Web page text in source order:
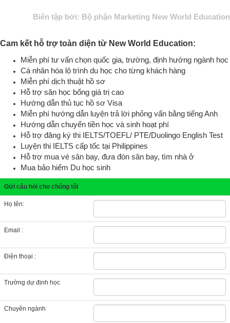
Biên tập bởi: Bộ phận Marketing New World Education
Cam kết hỗ trợ toàn diện từ New World Education:
Miễn phí tư vấn chọn quốc gia, trường, định hướng ngành học
Cá nhân hóa lộ trình du học cho từng khách hàng
Miễn phí dịch thuật hồ sơ
Hỗ trợ săn học bổng giá trị cao
Hướng dẫn thủ tục hồ sơ Visa
Miễn phí hướng dẫn luyện trả lời phỏng vấn bằng tiếng Anh
Hướng dẫn chuyển tiền học và sinh hoạt phí
Hỗ trợ đăng ký thi IELTS/TOEFL/ PTE/Duolingo English Test
Luyện thi IELTS cấp tốc tại Philippines
Hỗ trợ mua vé sân bay, đưa đón sân bay, tìm nhà ở
Mua bảo hiểm Du học sinh
Gửi câu hỏi cho chúng tôi
Họ tên:
Email :
Điện thoại :
Trường dự định học
Chuyên ngành